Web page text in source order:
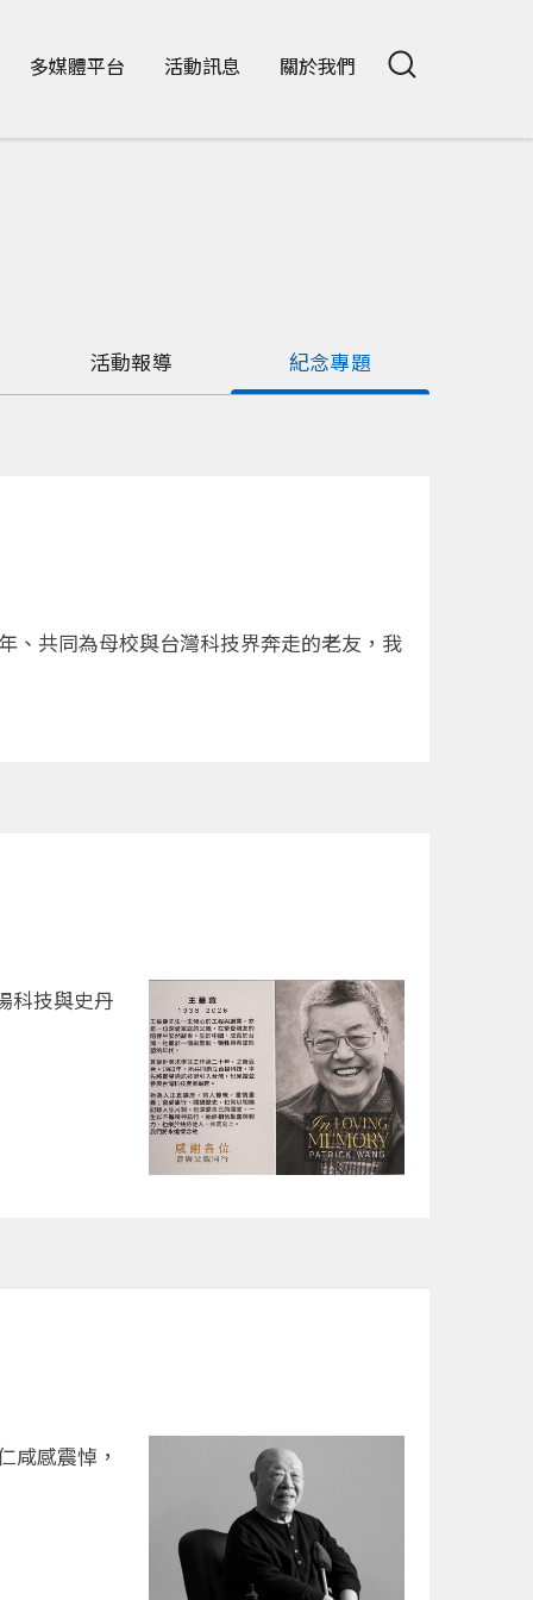
多媒體平台 活動訊息 關於我們
活動報導 紀念專題
、共同為母校與台灣科技界奔走的老友，我
科技與史丹
咸感震悼，